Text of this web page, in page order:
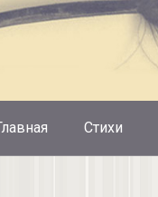
Стихи